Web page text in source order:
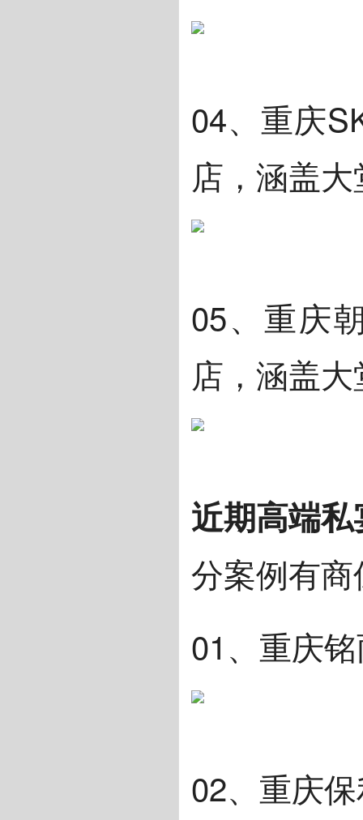
04、重庆
店，涵盖
05、重庆
店，涵盖
近期高端
分案例有
01、重庆
02、重庆